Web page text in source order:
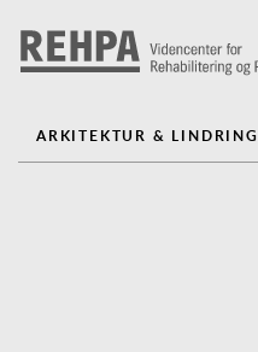
ARKITEKTUR & LINDRING